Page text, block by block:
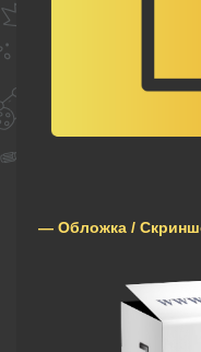
— Обложка /